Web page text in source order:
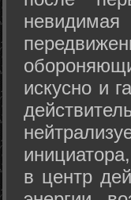
искусно и
в центр